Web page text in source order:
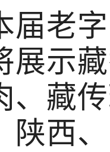
届老
展示
、藏
陕西